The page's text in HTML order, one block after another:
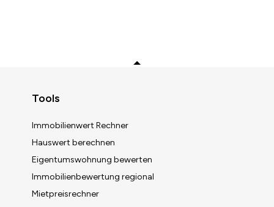
Tools
Immobilienwert Rechner
Hauswert berechnen
Eigentumswohnung bewerten
Immobilienbewertung regional
Mietpreisrechner